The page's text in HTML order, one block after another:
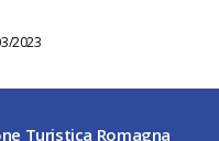
2023
Turistica Romagna